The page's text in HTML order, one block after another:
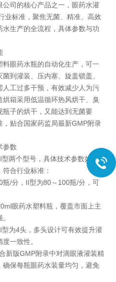
司的核心产品之一，眼药水灌
业标准，聚焦无菌、精准、高效
生产的全流程，具体参数与功
眼药水瓶的自动化生产，可一
到灌装、压内塞、旋盖锁盖、
工过多干预，有效减少人为污
箱采用低温循环热风烘干、臭
子的烘干，又能达到无菌要
贴合国家药监局最新GMP附录
数
个型号，具体技术参数如
合行业标准：
/分，II型为80～100瓶/分，可
眼药水塑料瓶，覆盖市面上主
4头，多头设计可有效提升灌
一致性。
版GMP附录中对滴眼液灌装精
保每瓶眼药水装量均匀，避免